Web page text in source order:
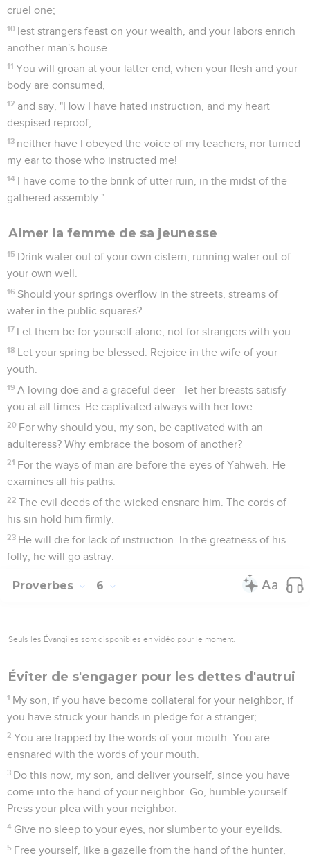
cruel one;
10 lest strangers feast on your wealth, and your labors enrich
another man's house.
11 You will groan at your latter end, when your flesh and your
body are consumed,
12 and say, "How I have hated instruction, and my heart
despised reproof;
13 neither have I obeyed the voice of my teachers, nor turned
my ear to those who instructed me!
14 I have come to the brink of utter ruin, in the midst of the
gathered assembly."
Aimer la femme de sa jeunesse
15 Drink water out of your own cistern, running water out of
your own well.
16 Should your springs overflow in the streets, streams of
water in the public squares?
17 Let them be for yourself alone, not for strangers with you.
18 Let your spring be blessed. Rejoice in the wife of your
youth.
19 A loving doe and a graceful deer-- let her breasts satisfy
you at all times. Be captivated always with her love.
20 For why should you, my son, be captivated with an
adulteress? Why embrace the bosom of another?
21 For the ways of man are before the eyes of Yahweh. He
examines all his paths.
22 The evil deeds of the wicked ensnare him. The cords of
his sin hold him firmly.
23 He will die for lack of instruction. In the greatness of his
folly, he will go astray.
Proverbes 6
Seuls les Évangiles sont disponibles en vidéo pour le moment.
Éviter de s'engager pour les dettes d'autrui
1 My son, if you have become collateral for your neighbor, if
you have struck your hands in pledge for a stranger;
2 You are trapped by the words of your mouth. You are
ensnared with the words of your mouth.
3 Do this now, my son, and deliver yourself, since you have
come into the hand of your neighbor. Go, humble yourself.
Press your plea with your neighbor.
4 Give no sleep to your eyes, nor slumber to your eyelids.
5 Free yourself, like a gazelle from the hand of the hunter,